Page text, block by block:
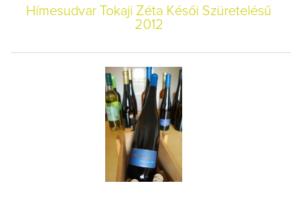
Hímesudvar Tokaji Zéta Késői Szüretelésű
2012